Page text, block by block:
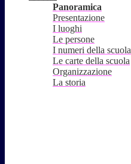
Panoramica
Presentazione
I luoghi
Le persone
I numeri della scuola
Le carte della scuola
Organizzazione
La storia